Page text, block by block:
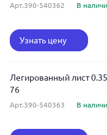
Арт.390-540362 В
Узнать цену
Легированный лист
76
Арт.390-540363 В